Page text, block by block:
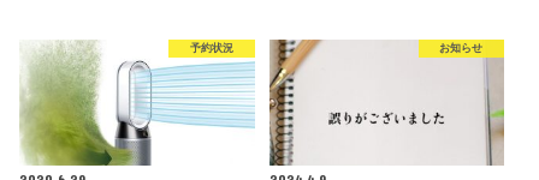
予約状況 お知らせ